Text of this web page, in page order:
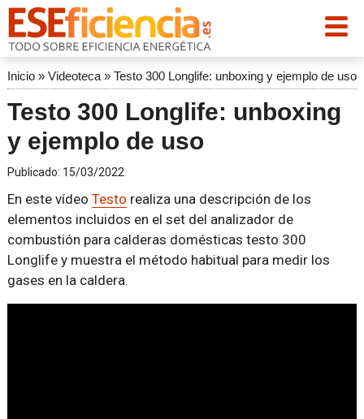
Inicio» Videoteca» Testo 300 Longlife: unboxing y ejemplo de uso
Testo 300 Longlife: unboxing
y ejemplo de uso
Publicado: 15/03/2022
En este vídeo Testo realiza una descripción de los
elementos incluidos en el set del analizador de
combustión para calderas domésticas testo 300
Longlife y muestra el método habitual para medir los
gases en la caldera.